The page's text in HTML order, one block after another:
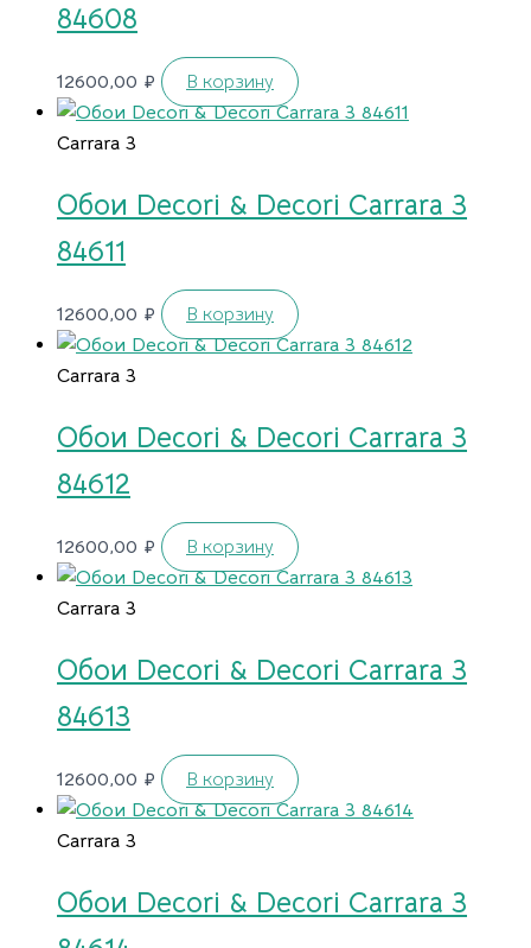
84608
12600,00 ₽ В корзину
Carrara 3
Обои Decori & Decori Carrara 3
84611
12600,00 ₽ В корзину
Carrara 3
Обои Decori & Decori Carrara 3
84612
12600,00 ₽ В корзину
Carrara 3
Обои Decori & Decori Carrara 3
84613
12600,00 ₽ В корзину
Carrara 3
Обои Decori & Decori Carrara 3